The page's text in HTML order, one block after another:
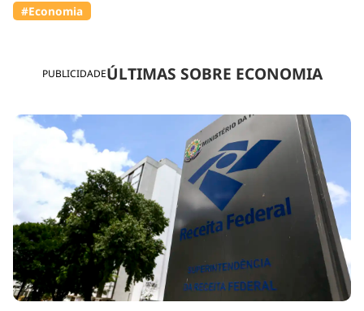
PUBLICIDADEÚLTIMAS SOBRE ECONOMIA
#Economia